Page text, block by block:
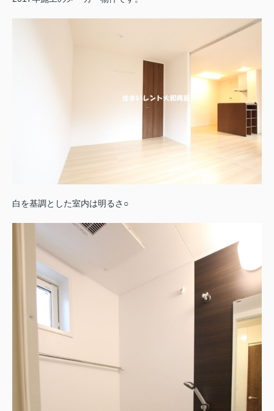
白を基調とした室内は明るさ○